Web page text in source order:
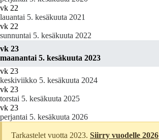
vk 22
lauantai 5. kesäkuuta 2021
vk 22
sunnuntai 5. kesäkuuta 2022
vk 23
maanantai 5. kesäkuuta 2023
vk 23
keskiviikko 5. kesäkuuta 2024
vk 23
torstai 5. kesäkuuta 2025
vk 23
perjantai 5. kesäkuuta 2026
Tarkastelet vuotta 2023.Siirry vuodelle 2026